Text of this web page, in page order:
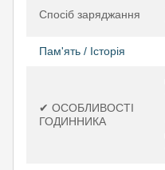
Спосіб заряджання
Пам'ять / Історія
✔ ОСОБЛИВОСТІ
ГОДИННИКА